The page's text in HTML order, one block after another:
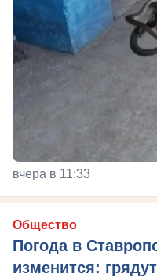
вчера в 11:33
Общество
Погода в
изменится: